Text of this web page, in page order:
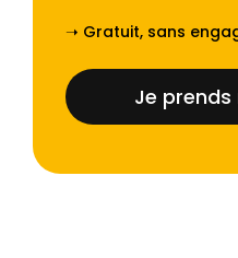
➝ Gratuit, sans
Je prends